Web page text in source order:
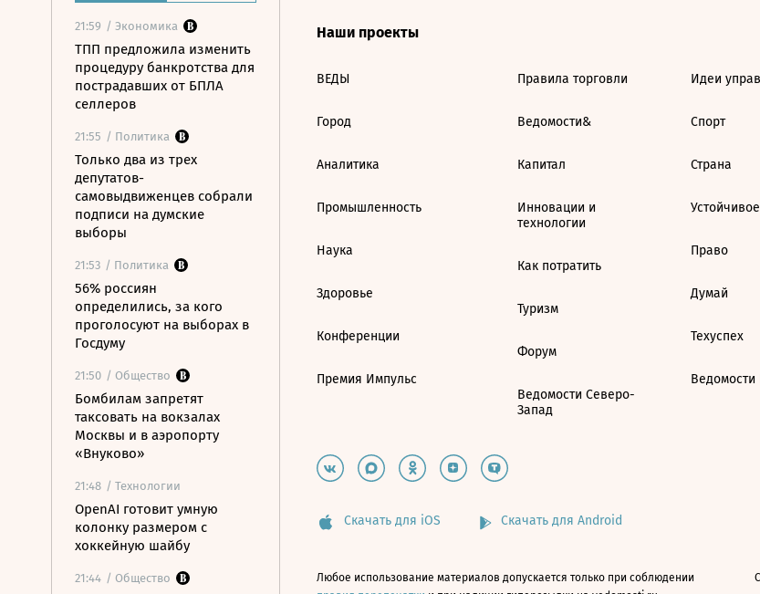
21:59 / Экономика
ТПП предложила изменить
процедуру банкротства для
пострадавших от БПЛА
селлеров
21:55 / Политика
Только два из трех
депутатов-
самовыдвиженцев собрали
подписи на думские
выборы
21:53 / Политика
56% россиян
определились, за кого
проголосуют на выборах в
Госдуму
21:50 / Общество
Бомбилам запретят
таксовать на вокзалах
Москвы и в аэропорту
«Внуково»
21:48 / Технологии
OpenAI готовит умную
колонку размером с
хоккейную шайбу
21:44 / Общество
Наши проекты
ВЕДЫ
Город
Аналитика
Промышленность
Наука
Здоровье
Конференции
Премия Импульс
Правила торговли
Ведомости&
Капитал
Инновации и
технологии
Как потратить
Туризм
Форум
Ведомости Северо-
Запад
Идеи
Спорт
Страна
Право
Думай
Техуспех
Скачать для iOS Скачать для Android
Любое использование материалов допускается только при соблюдении